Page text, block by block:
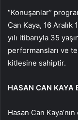
“Konuşanlar”
Can Kaya, 16 Aralık
yılı itibarıyla 35
performansları ve
kitlesine sahiptir.
HASAN CAN KAYA
Hasan Can